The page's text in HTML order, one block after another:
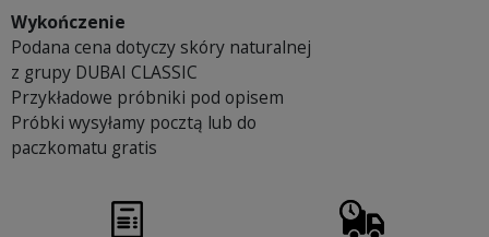
Wykończenie
Podana cena dotyczy skóry naturalnej
z grupy DUBAI CLASSIC
Przykładowe próbniki pod opisem
Próbki wysyłamy pocztą lub do
paczkomatu gratis